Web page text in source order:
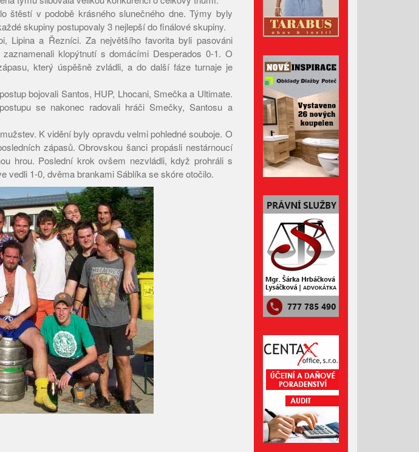
Leden 2026
Prosinec 2025
Listopad 2025
Říjen 2025
Srpen 2025
Červenec 2025
Červen 2025
Květen 2025
Duben 2025
Březen 2025
Únor 2025
Leden 2025
Prosinec 2024
Listopad 2024
Říjen 2024
Září 2024
Červenec 2024
Červen 2024
Květen 2024
Duben 2024
Březen 2024
Únor 2024
štěstí v podobě krásného slunečného dne. Týmy byly
skupiny postupovaly 3 nejlepší do finálové skupiny.
Lipina a Řezníci. Za největšího favorita byli pasováni
klopýtnutí s domácími Desperados 0-1. O
který úspěšně zvládli, a do další fáze turnaje je
bojovali Santos, HUP, Lhocani, Smečka a Ultimate.
se nakonec radovali hráči Smečky, Santosu a
K vidění byly opravdu velmi pohledné souboje. O
zápasů. Obrovskou šanci propásli nestárnoucí
hrou. Poslední krok ovšem nezvládli, když prohráli s
vedli 1-0, dvěma brankami Sáblíka se skóre otočilo.